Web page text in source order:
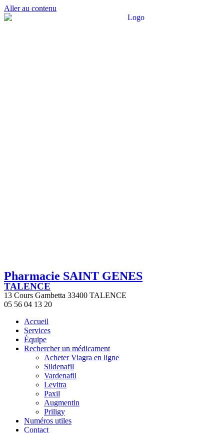
Aller au contenu
Pharmacie SAINT GENES
TALENCE
13 Cours Gambetta 33400 TALENCE
05 56 04 13 20
Accueil
Services
Équipe
Rechercher un médicament
Acheter Viagra en ligne
Sildenafil
Vardenafil
Levitra
Paxil
Augmentin
Priligy
Numéros utiles
Contact